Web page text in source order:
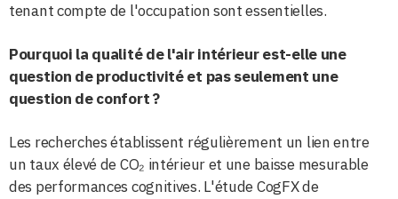
tenant compte de l'occupation sont essentielles.
Pourquoi la qualité de l'air intérieur est-elle une
question de productivité et pas seulement une
question de confort ?
Les recherches établissent régulièrement un lien entre
un taux élevé de CO₂ intérieur et une baisse mesurable
des performances cognitives. L'étude CogFX de